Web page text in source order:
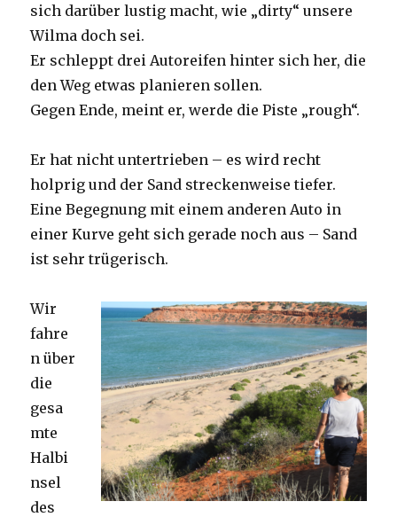
sich darüber lustig macht, wie „dirty“ unsere
Wilma doch sei.
Er schleppt drei Autoreifen hinter sich her, die
den Weg etwas planieren sollen.
Gegen Ende, meint er, werde die Piste „rough“.
Er hat nicht untertrieben – es wird recht
holprig und der Sand streckenweise tiefer.
Eine Begegnung mit einem anderen Auto in
einer Kurve geht sich gerade noch aus – Sand
ist sehr trügerisch.
Wir
fahre
n über
die
gesa
mte
Halbi
nsel
des